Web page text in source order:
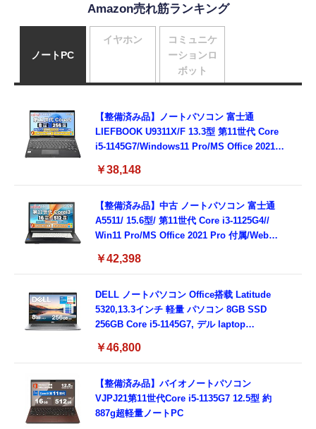
Amazon売れ筋ランキング
ノートPC
【整備済み品】ノートパソコン 富士通
LIEFBOOK U9311X/F 13.3型 第11世代 Core
i5-1145G7/Windows11 Pro/MS Office 2021搭
Type-C/360度回転対応/有線静音マウス付
8GB,SSD256GB)
￥38,148
【整備済み品】中古 ノートパソコン 富士通
A5511/ 15.6型/ 第11世代 Core i3-1125G4//
Win11 Pro/MS Office 2021 Pro 付属/Webカ
3.0)/ 有線静音マウス付属/ 180日保証（メモリ
￥42,398
DELL ノートパソコン Office搭载 Latitude
5320,13.3インチ 軽量 パソコン 8GB SSD
256GB Core i5-1145G7, デル laptop
ド付き (整備済み品)
￥46,800
【整備済み品】バイオノートパソコン
VJPJ21第11世代Core i5-1135G7 12.5型 約
887g超軽量ノートPC
イヤホン
コミュニケ
ーションロ
ボット